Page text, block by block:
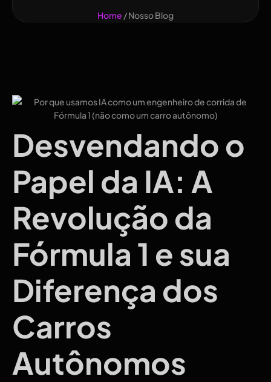
Home / Nosso Blog
Desvendando o
Papel da IA: A
Revolução da
Fórmula 1 e sua
Diferença dos
Carros
Autônomos